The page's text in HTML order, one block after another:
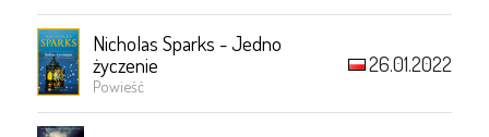
Nicholas Sparks - Jedno
życzenie
Powieść
26.01.2022